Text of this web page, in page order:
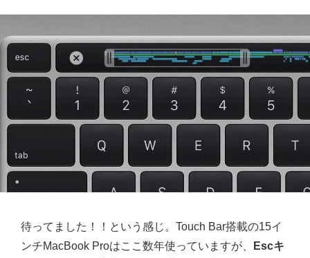
待ってました！！という感じ。Touch Bar搭載の15イ
ンチMacBook Proはここ数年使っていますが、
Escキ